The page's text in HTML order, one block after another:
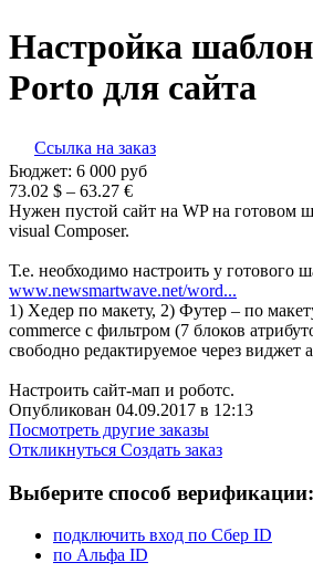
Настройка
Porto для сайта
Ссылка на заказ
Бюджет: 6 000 руб
73.02 $ – 63.27 €
Нужен пустой сайт на WP на готовом
visual Composer.
Т.е. необходимо настроить у готового
www.newsmartwave.net/word...
1) Хедер по макету, 2) Футер – по
commerce с фильтром (7 блоков
свободно редактируемое через виджет
Настроить сайт-мап и роботс.
Опубликован 04.09.2017 в 12:13
Посмотреть другие заказы
Откликнуться Создать заказ
Выберите способ верификации:
подключить вход по Сбер ID
по Альфа ID